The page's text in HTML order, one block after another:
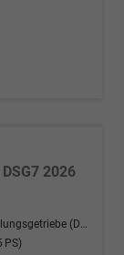
2026
Doppelkupplungsgetriebe (DSG)
PS)